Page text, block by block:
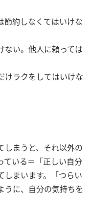
節約しなくてはいけな
ない。他人に頼っては
けラクをしてはいけな
しまうと、それ以外の
ている＝「正しい自分
しまいます。「つらい
うに、自分の気持ちを